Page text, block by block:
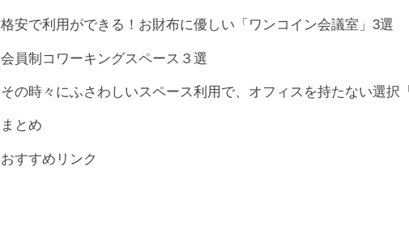
格安で利用ができる！お財布に優しい「ワンコイン会議室」3選
会員制コワーキングスペース３選
その時々にふさわしいスペース利用で、オフィスを持たない選択
まとめ
おすすめリンク